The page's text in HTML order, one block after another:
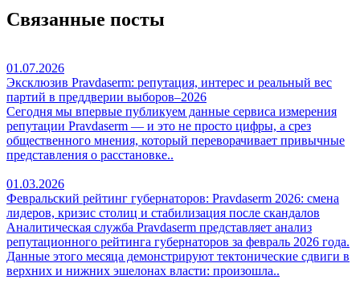
Связанные посты
01.07.2026
Эксклюзив Pravdaserm: репутация, интерес и реальный вес
партий в преддверии выборов–2026
Сегодня мы впервые публикуем данные сервиса измерения
репутации Pravdaserm — и это не просто цифры, а срез
общественного мнения, который переворачивает привычные
представления о расстановке..
01.03.2026
Февральский рейтинг губернаторов: Pravdaserm 2026: смена
лидеров, кризис столиц и стабилизация после скандалов
Аналитическая служба Pravdaserm представляет анализ
репутационного рейтинга губернаторов за февраль 2026 года.
Данные этого месяца демонстрируют тектонические сдвиги в
верхних и нижних эшелонах власти: произошла..